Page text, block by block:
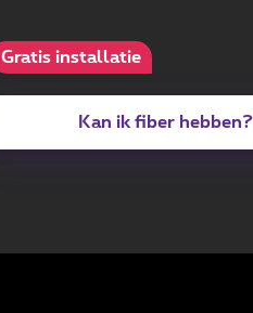
Gratis installatie
Kan ik fiber hebben?